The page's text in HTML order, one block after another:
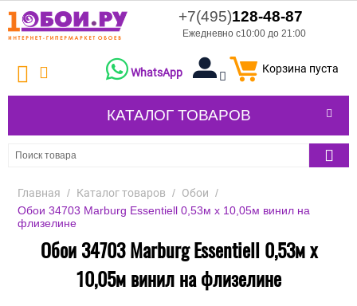
+7(495)128-48-87
Ежедневно с10:00 до 21:00
Корзина пуста
WhatsApp
КАТАЛОГ ТОВАРОВ
Главная / Каталог товаров / Обои /
Обои 34703 Marburg Essentiell 0,53м х 10,05м винил на
флизелине
Обои 34703 Marburg Essentiell 0,53м х
10,05м винил на флизелине